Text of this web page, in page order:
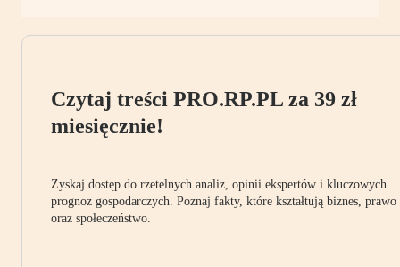
Czytaj treści PRO.RP.PL za 39 zł
miesięcznie!
Zyskaj dostęp do rzetelnych analiz, opinii ekspertów i kluczowych
prognoz gospodarczych. Poznaj fakty, które kształtują biznes, prawo
oraz społeczeństwo.